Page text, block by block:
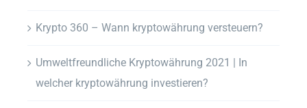
Krypto 360 – Wann kryptowährung versteuern?
Umweltfreundliche Kryptowährung 2021 | In
welcher kryptowährung investieren?